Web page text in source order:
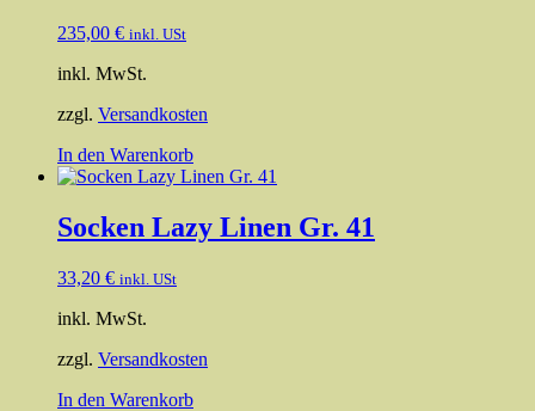
235,00 € inkl. USt
inkl. MwSt.
zzgl. Versandkosten
In den Warenkorb
Socken Lazy Linen Gr. 41
33,20 € inkl. USt
inkl. MwSt.
zzgl. Versandkosten
In den Warenkorb